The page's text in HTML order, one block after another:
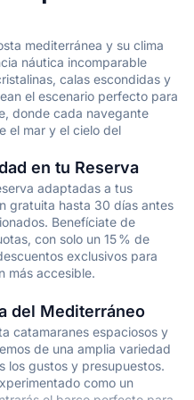
para joyas ocultas en
en las hermosas aguas de
de charter de yate en
en Alicante
de yate de lujo en Alicante
durante tu viaje en barco
adaptado a tus
con cocina local de
mediterránea y su clima
náutica incomparable
calas escondidas y
el escenario perfecto para
donde cada navegante
el mar y el cielo del
en tu Reserva
adaptadas a tus
gratuita hasta 30 días antes
Benefíciate de
con solo un 15 % de
exclusivos para
más accesible.
del Mediterráneo
catamaranes espaciosos y
de una amplia variedad
los gustos y presupuestos.
como un